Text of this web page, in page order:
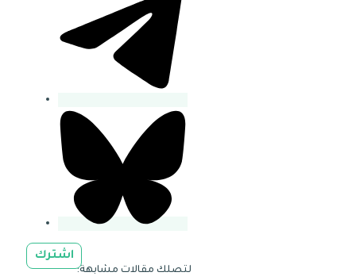
اشترك
لتصلك مقالات مشابهة: